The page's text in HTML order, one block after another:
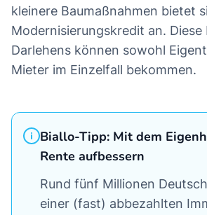
kleinere Baumaßnahmen bietet
Modernisierungskredit an. Diese
Darlehens können sowohl
Mieter im Einzelfall bekommen.
Biallo-Tipp: Mit dem
Rente aufbessern
Rund fünf Millionen
einer (fast) abbezahlten